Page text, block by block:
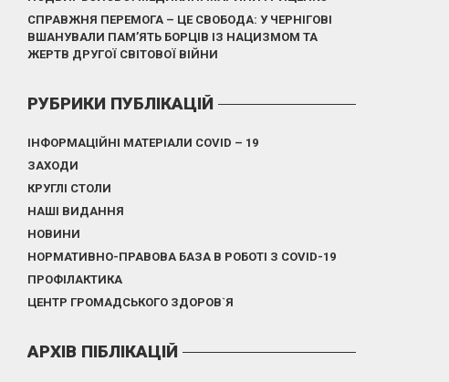
СПРАВЖНЯ ПЕРЕМОГА – ЦЕ СВОБОДА: У ЧЕРНІГОВІ
ВШАНУВАЛИ ПАМ’ЯТЬ БОРЦІВ ІЗ НАЦИЗМОМ ТА
ЖЕРТВ ДРУГОЇ СВІТОВОЇ ВІЙНИ
РУБРИКИ ПУБЛІКАЦІЙ
ІНФОРМАЦІЙНІ МАТЕРІАЛИ COVID – 19
ЗАХОДИ
КРУГЛІ СТОЛИ
НАШІ ВИДАННЯ
НОВИНИ
НОРМАТИВНО-ПРАВОВА БАЗА В РОБОТІ З COVID-19
ПРОФІЛАКТИКА
ЦЕНТР ГРОМАДСЬКОГО ЗДОРОВ`Я
АРХІВ ПІБЛІКАЦІЙ